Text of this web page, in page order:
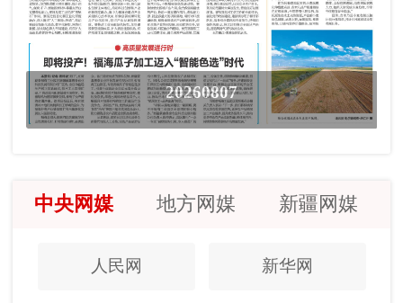
20260807
中央网媒 地方网媒 新疆网媒
人民网 新华网